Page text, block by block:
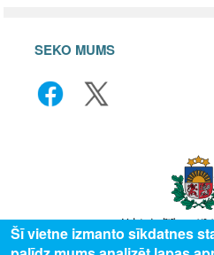
SEKO MUMS
Šī vietne izmanto sīkdatnes